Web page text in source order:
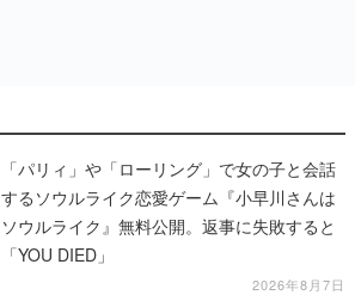
「パリィ」や「ローリング」で女の子と会話
するソウルライク恋愛ゲーム『小早川さんは
ソウルライク』無料公開。返事に失敗すると
「YOU DIED」
2026年8月7日